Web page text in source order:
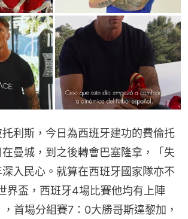
利斯，今日為西班牙建功的費倫托
曼城，到之後轉會巴塞隆拿，「失
入民心。就算在西班牙國家隊亦不
界盃，西班牙4場比賽他均有上陣
，首場分組賽7：0大勝哥斯達黎加，